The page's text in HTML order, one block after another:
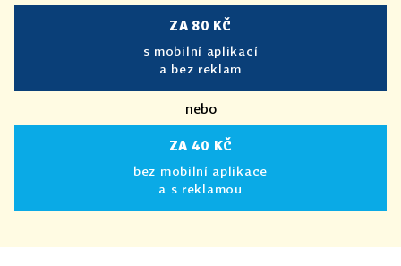
ZA 80 KČ
s mobilní aplikací
a bez reklam
nebo
ZA 40 KČ
bez mobilní aplikace
a s reklamou